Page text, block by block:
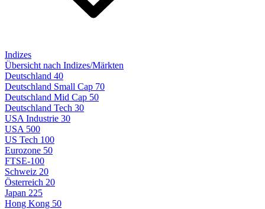
Indizes
Übersicht nach Indizes/Märkten
Deutschland 40
Deutschland Small Cap 70
Deutschland Mid Cap 50
Deutschland Tech 30
USA Industrie 30
USA 500
US Tech 100
Eurozone 50
FTSE-100
Schweiz 20
Österreich 20
Japan 225
Hong Kong 50